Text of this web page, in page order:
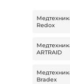
Redox
ARTRAID
Bradex